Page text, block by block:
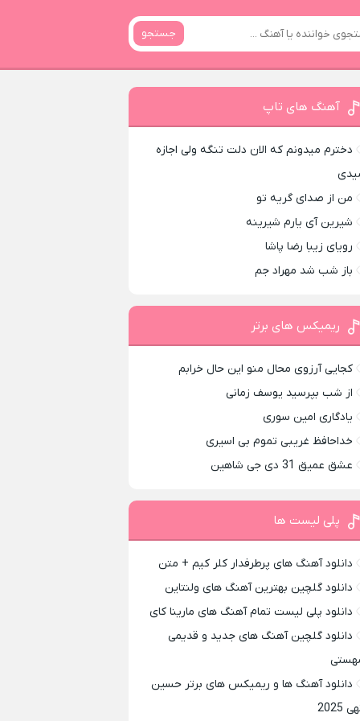
جستجو
آهنگ های تاپ
دخترم میدونم که الان دلت تنگه ولی اجازه
من از صدای گريه تو
شیرین آی یارم شیرینه
رویای زیبا رضا پاشا
باز شب شد مهراد جم
ریمیکس های برتر
کجایی آرزوی محال منو این حال خرابم
از شب بپرسید یوسف زمانی
یادگاری امین سوری
خداحافظ غریبی تموم بی اسیری
عشق عمیق 31 دی جی شاهین
پلی لیست ها
دانلود آهنگ های پرطرفدار کلر کیم + متن
دانلود گلچین بهترین آهنگ های ولنتاین
دانلود پلی لیست تمام آهنگ های مارینا کای
دانلود گلچین آهنگ های جدید و قدیمی
دانلود آهنگ ها و ریمیکس های برتر حسین
2025